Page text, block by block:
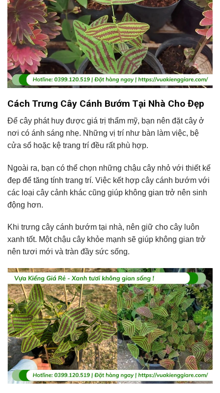
Cách Trưng Cây Cánh Bướm Tại Nhà Cho Đẹp
Để cây phát huy được giá trị thẩm mỹ, bạn nên đặt cây ở
nơi có ánh sáng nhẹ. Những vị trí như bàn làm việc, bệ
cửa sổ hoặc kệ trang trí đều rất phù hợp.
Ngoài ra, bạn có thể chọn những chậu cây nhỏ với thiết kế
đẹp để tăng tính trang trí. Việc kết hợp cây cánh bướm với
các loại cây cảnh khác cũng giúp không gian trở nên sinh
động hơn.
Khi trưng cây cánh bướm tại nhà, nên giữ cho cây luôn
xanh tốt. Một chậu cây khỏe mạnh sẽ giúp không gian trở
nên tươi mới và tràn đầy sức sống.